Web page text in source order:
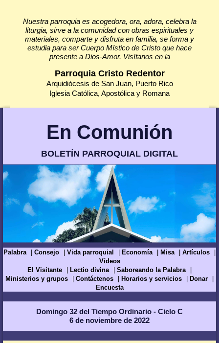
Nuestra parroquia es acogedora, ora, adora, celebra la
liturgia, sirve a la comunidad con obras espirituales y
materiales, comparte y disfruta en familia, se forma y
estudia para ser Cuerpo Místico de Cristo que hace
presente a Dios-Amor. Visítanos en la
Parroquia Cristo Redentor
Arquidiócesis de San Juan, Puerto Rico
Iglesia Católica, Apostólica y Romana
En Comunión
BOLETÍN PARROQUIAL DIGITAL
Palabra Consejo Vida parroquial Economía Misa
Artículos
Vídeos
El Visitante
Lectio divina
Saboreando la Palabra
Ministerios y grupos
Contáctenos Horarios y servicios
Donar
Encuesta
Domingo 32 del Tiempo Ordinario - Ciclo C
6 de noviembre de 2022